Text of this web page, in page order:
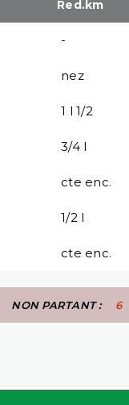
Red.km
-
nez
1 l 1/2
3/4 l
cte enc.
1/2 l
cte enc.
NON PARTANT : 6